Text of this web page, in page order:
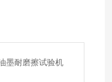
墨耐磨擦试验机